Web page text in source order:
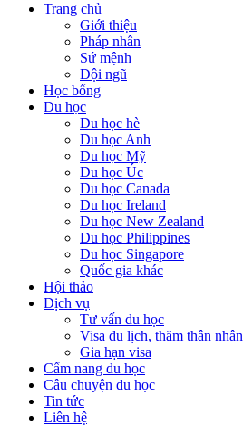
Trang chủ
Giới thiệu
Pháp nhân
Sứ mệnh
Đội ngũ
Học bổng
Du học
Du học hè
Du học Anh
Du học Mỹ
Du học Úc
Du học Canada
Du học Ireland
Du học New Zealand
Du học Philippines
Du học Singapore
Quốc gia khác
Hội thảo
Dịch vụ
Tư vấn du học
Visa du lịch, thăm thân nhân
Gia hạn visa
Cẩm nang du học
Câu chuyện du học
Tin tức
Liên hệ